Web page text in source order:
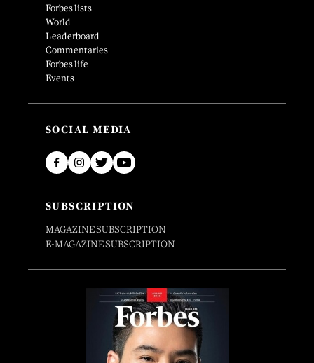
Forbes lists
World
Leaderboard
Commentaries
Forbes life
Events
SOCIAL MEDIA
SUBSCRIPTION
MAGAZINE SUBSCRIPTION
E-MAGAZINE SUBSCRIPTION